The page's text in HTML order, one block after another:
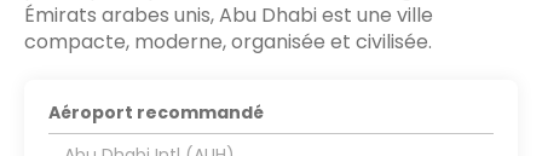
Émirats arabes unis, Abu Dhabi est une ville
compacte, moderne, organisée et civilisée.
Aéroport recommandé